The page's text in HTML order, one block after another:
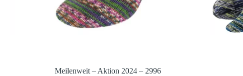
Meilenweit – Aktion 2024 – 2996